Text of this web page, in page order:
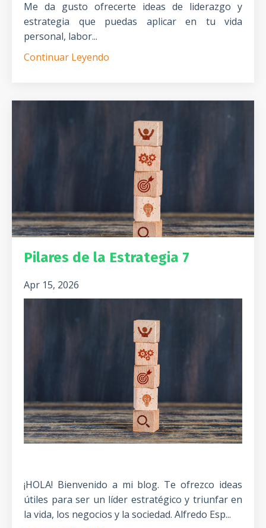
Me da gusto ofrecerte ideas de liderazgo y
estrategia que puedas aplicar en tu vida
personal, labor...
Continuar Leyendo
Pilares de la Estrategia 7
Apr 15, 2026
¡HOLA! Bienvenido a mi blog. Te ofrezco ideas
útiles para ser un líder estratégico y triunfar en
la vida, los negocios y la sociedad. Alfredo Esp...